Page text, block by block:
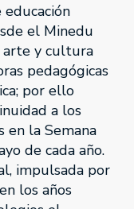
el Minedu
arte y cultura
pedagógicas
por ello
a los
en la Semana
de cada año.
impulsada por
los años